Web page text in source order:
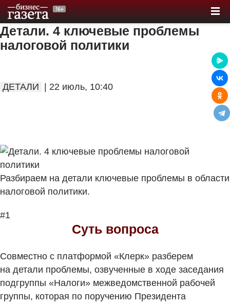
Детали. 4 ключевые проблемы
налоговой политики
ДЕТАЛИ | 22 июль, 10:40
Разбираем на детали ключевые проблемы в области
налоговой политики.
#1
Суть вопроса
Совместно с платформой «Клерк» разберем
на детали проблемы, озвученные в ходе заседания
подгруппы «Налоги» межведомственной рабочей
группы, которая по поручению Президента